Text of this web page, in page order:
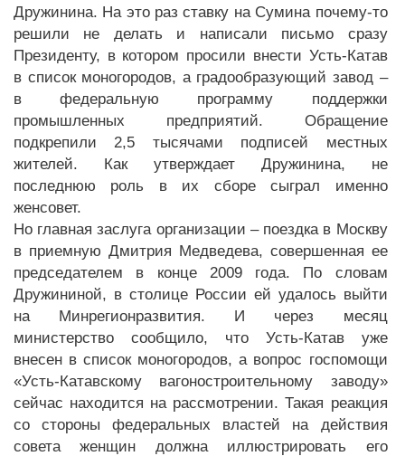
Дружинина. На это раз ставку на Сумина почему-то
решили не делать и написали письмо сразу
Президенту, в котором просили внести Усть-Катав
в список моногородов, а градообразующий завод –
в федеральную программу поддержки
промышленных предприятий. Обращение
подкрепили 2,5 тысячами подписей местных
жителей. Как утверждает Дружинина, не
последнюю роль в их сборе сыграл именно
женсовет.
Но главная заслуга организации – поездка в Москву
в приемную Дмитрия Медведева, совершенная ее
председателем в конце 2009 года. По словам
Дружининой, в столице России ей удалось выйти
на Минрегионразвития. И через месяц
министерство сообщило, что Усть-Катав уже
внесен в список моногородов, а вопрос госпомощи
«Усть-Катавскому вагоностроительному заводу»
сейчас находится на рассмотрении. Такая реакция
со стороны федеральных властей на действия
совета женщин должна иллюстрировать его